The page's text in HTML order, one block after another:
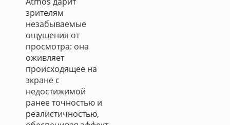
зрителям
незабываемые
ощущения от
просмотра: она
оживляет
происходящее на
экране с
недостижимой
ранее точностью и
реалистичностью,